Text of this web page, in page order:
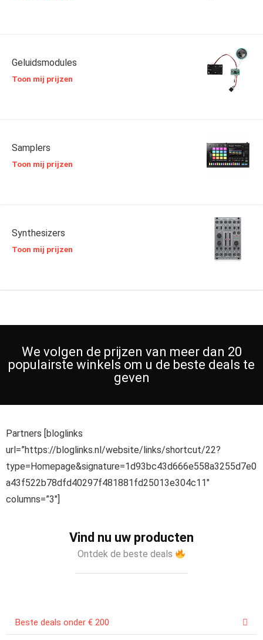
Geluidsmodules
Toon mij prijzen
Samplers
Toon mij prijzen
Synthesizers
Toon mij prijzen
We volgen de prijzen van meer dan 20
populairste winkels om u de beste deals te
geven
Partners [bloglinks
url=”https://bloglinks.nl/website/links/shortcut/22?
type=Homepage&signature=1d93bc43d666e558a3255d7e0
a43f522b78dfd40297f481881fd25013e304c11″
columns=”3″]
Vind nu uw producten
Ontdek de beste deals
Beste deals onder € 200